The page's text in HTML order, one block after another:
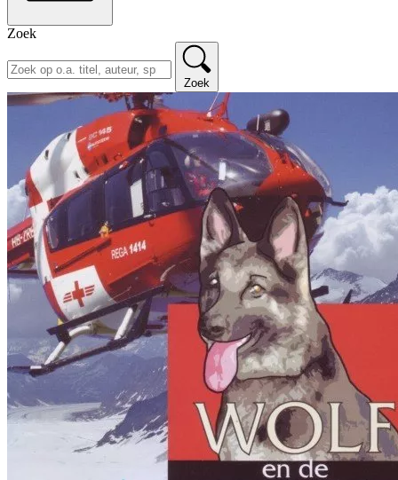
Zoek
Zoek